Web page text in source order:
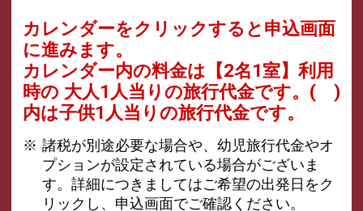
カレンダーをクリックすると申込画面
に進みます。
カレンダー内の料金は 【2名1室】利用
時の 大人1人当りの旅行代金です。 ( )
内は子供1人当りの旅行代金です。
諸税が別途必要な場合や、幼児旅行代金やオ
プションが設定されている場合がございま
す。詳細につきましてはご希望の出発日をク
リックし、申込画面でご確認ください。